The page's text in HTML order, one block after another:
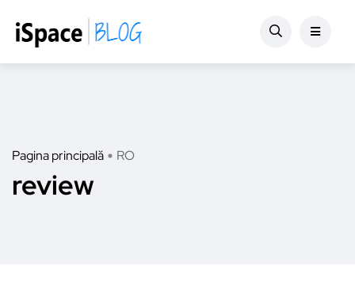
Pagina principală RO
review